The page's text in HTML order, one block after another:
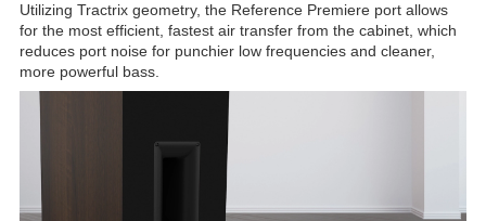
Utilizing Tractrix geometry, the Reference Premiere port allows
for the most efficient, fastest air transfer from the cabinet, which
reduces port noise for punchier low frequencies and cleaner,
more powerful bass.